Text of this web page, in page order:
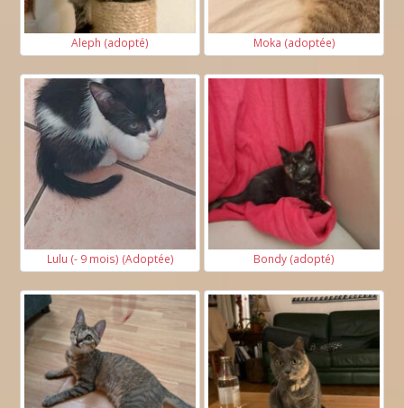
Aleph (adopté) Moka (adoptée)
Lulu (- 9 mois) (Adoptée) Bondy (adopté)